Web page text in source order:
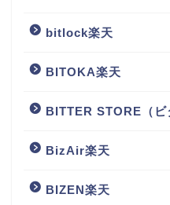
bitlock楽天
BITOKA楽天
BITTER STORE（ビ
BizAir楽天
BIZEN楽天